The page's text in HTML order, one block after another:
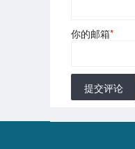
你的邮箱*
提交评论